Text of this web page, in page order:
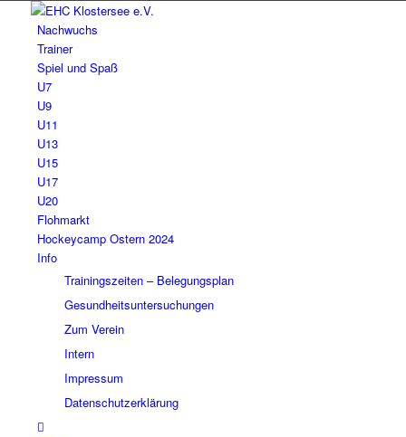
Nachwuchs
Trainer
Spiel und Spaß
U7
U9
U11
U13
U15
U17
U20
Flohmarkt
Hockeycamp Ostern 2024
Info
Trainingszeiten – Belegungsplan
Gesundheitsuntersuchungen
Zum Verein
Intern
Impressum
Datenschutzerklärung